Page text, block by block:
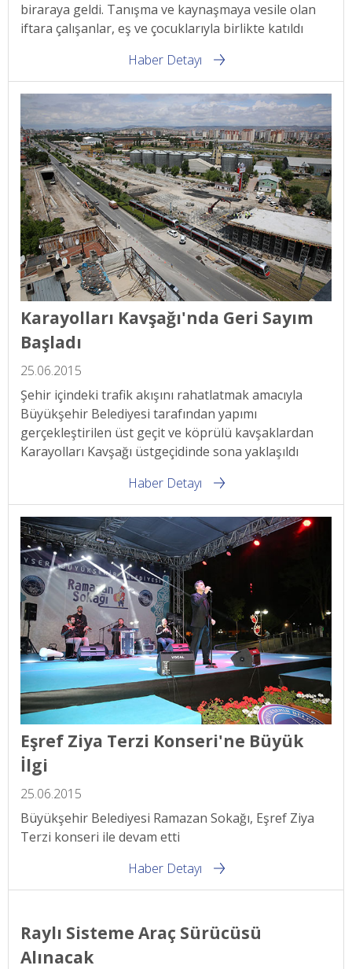
biraraya geldi. Tanışma ve kaynaşmaya vesile olan
iftara çalışanlar, eş ve çocuklarıyla birlikte katıldı
Haber Detayı
Karayolları Kavşağı'nda Geri Sayım
Başladı
25.06.2015
Şehir içindeki trafik akışını rahatlatmak amacıyla
Büyükşehir Belediyesi tarafından yapımı
gerçekleştirilen üst geçit ve köprülü kavşaklardan
Karayolları Kavşağı üstgeçidinde sona yaklaşıldı
Haber Detayı
Eşref Ziya Terzi Konseri'ne Büyük
İlgi
25.06.2015
Büyükşehir Belediyesi Ramazan Sokağı, Eşref Ziya
Terzi konseri ile devam etti
Haber Detayı
Raylı Sisteme Araç Sürücüsü
Alınacak